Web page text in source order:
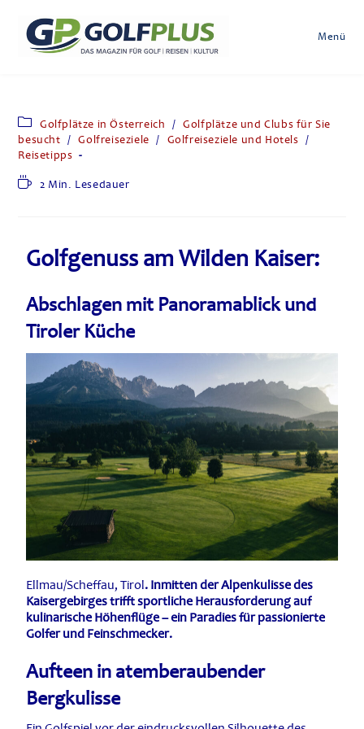
Menü
Golfplätze in Österreich / Golfplätze und Clubs für Sie
besucht / Golfreiseziele / Golfreiseziele und Hotels /
Reisetipps
2 Min. Lesedauer
Golfgenuss am Wilden Kaiser:
Abschlagen mit Panoramablick und
Tiroler Küche
Ellmau/Scheffau, Tirol. Inmitten der Alpenkulisse des
Kaisergebirges trifft sportliche Herausforderung auf
kulinarische Höhenflüge – ein Paradies für passionierte
Golfer und Feinschmecker.
Aufteen in atemberaubender
Bergkulisse